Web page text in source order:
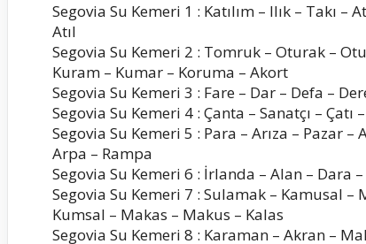
Segovia Su Kemeri 1 : Katılım – Ilık – Takı –
Atıl
Segovia Su Kemeri 2 : Tomruk – Oturak –
Kuram – Kumar – Koruma – Akort
Segovia Su Kemeri 3 : Fare – Dar – Defa –
Segovia Su Kemeri 4 : Çanta – Sanatçı – Çatı
Segovia Su Kemeri 5 : Para – Arıza – Pazar
Arpa – Rampa
Segovia Su Kemeri 6 : İrlanda – Alan – Dara
Segovia Su Kemeri 7 : Sulamak – Kamusal
Kumsal – Makas – Makus – Kalas
Segovia Su Kemeri 8 : Karaman – Akran –